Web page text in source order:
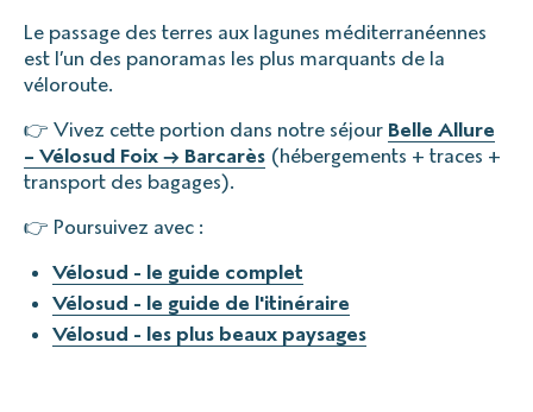
Le passage des terres aux lagunes méditerranéennes
est l’un des panoramas les plus marquants de la
véloroute.
👉 Vivez cette portion dans notre séjour Belle Allure
– Vélosud Foix → Barcarès (hébergements + traces +
transport des bagages).
👉 Poursuivez avec :
Vélosud - le guide complet
Vélosud - le guide de l'itinéraire
Vélosud - les plus beaux paysages